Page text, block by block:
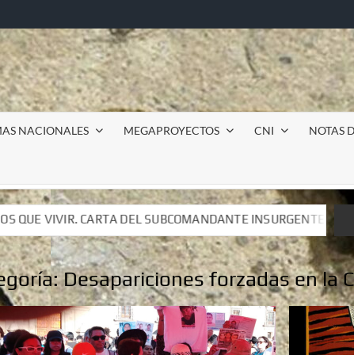
NACIONALES MEGAPROYECTOS CNI NOTAS
INSURGENTE MOISÉS A LUIS DE TAVIRA
INSURGENTE MOISÉS A LUIS DE TAVIRA
Desapariciones forzadas en la